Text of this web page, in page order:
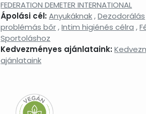
FEDERATION DEMETER INTERNATIONAL
Ápolási cél:Anyukáknak,Dezodorálás
problémás bőr,Intim higiénés célra ,
Sportoláshoz
Kedvezményes ajánlataink:
ajánlataink